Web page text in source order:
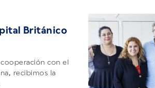
Británico
con el
recibimos la